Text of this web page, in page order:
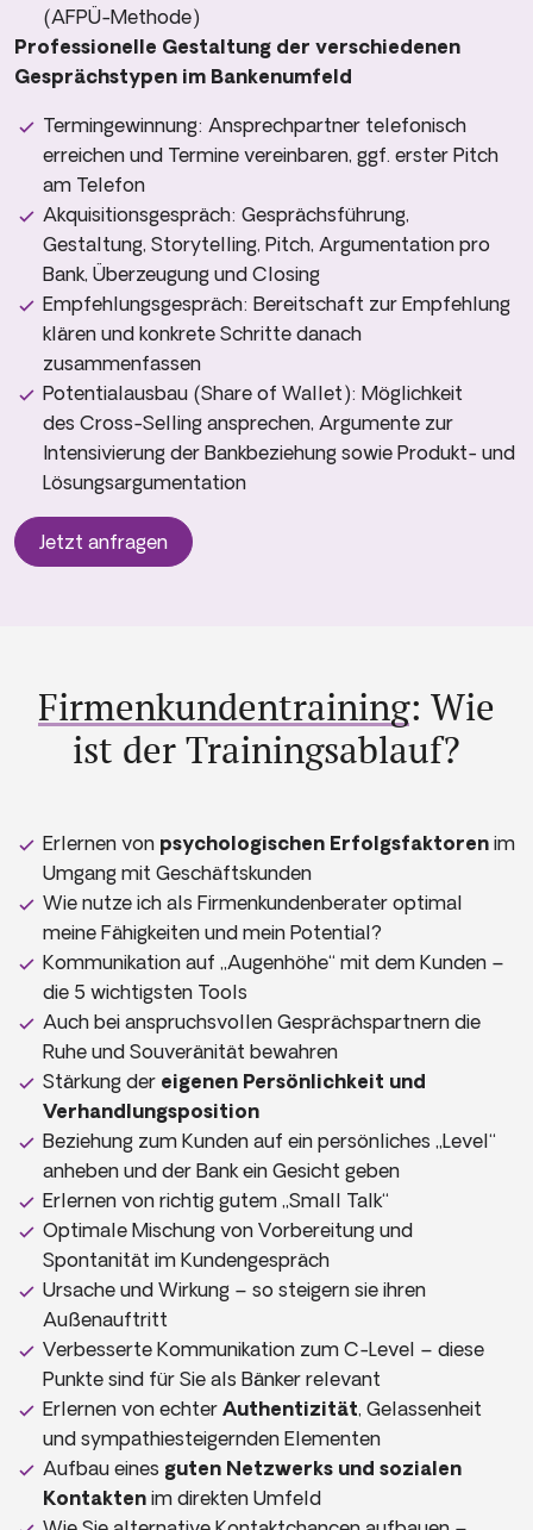
(AFPÜ-Methode)
Professionelle Gestaltung der verschiedenen
Gesprächstypen im Bankenumfeld
Termingewinnung: Ansprechpartner telefonisch
erreichen und Termine vereinbaren, ggf. erster Pitch
am Telefon
Akquisitionsgespräch: Gesprächsführung,
Gestaltung, Storytelling, Pitch, Argumentation pro
Bank, Überzeugung und Closing
Empfehlungsgespräch: Bereitschaft zur Empfehlung
klären und konkrete Schritte danach
zusammenfassen
Potentialausbau (Share of Wallet): Möglichkeit
des Cross-Selling ansprechen, Argumente zur
Intensivierung der Bankbeziehung sowie Produkt- und
Lösungsargumentation
Jetzt anfragen
Firmenkunden­training: Wie
ist der Trainingsablauf?
Erlernen von psychologischen Erfolgsfaktoren im
Umgang mit Geschäftskunden
Wie nutze ich als Firmenkundenberater optimal
meine Fähigkeiten und mein Potential?
Kommunikation auf „Augenhöhe“ mit dem Kunden –
die 5 wichtigsten Tools
Auch bei anspruchsvollen Gesprächspartnern die
Ruhe und Souveränität bewahren
Stärkung der eigenen Persönlichkeit und
Verhandlungsposition
Beziehung zum Kunden auf ein persönliches „Level“
anheben und der Bank ein Gesicht geben
Erlernen von richtig gutem „Small Talk“
Optimale Mischung von Vorbereitung und
Spontanität im Kundengespräch
Ursache und Wirkung – so steigern sie ihren
Außenauftritt
Verbesserte Kommunikation zum C-Level – diese
Punkte sind für Sie als Bänker relevant
Erlernen von echter Authentizität, Gelassenheit
und sympathiesteigernden Elementen
Aufbau eines guten Netzwerks und sozialen
Kontakten im direkten Umfeld